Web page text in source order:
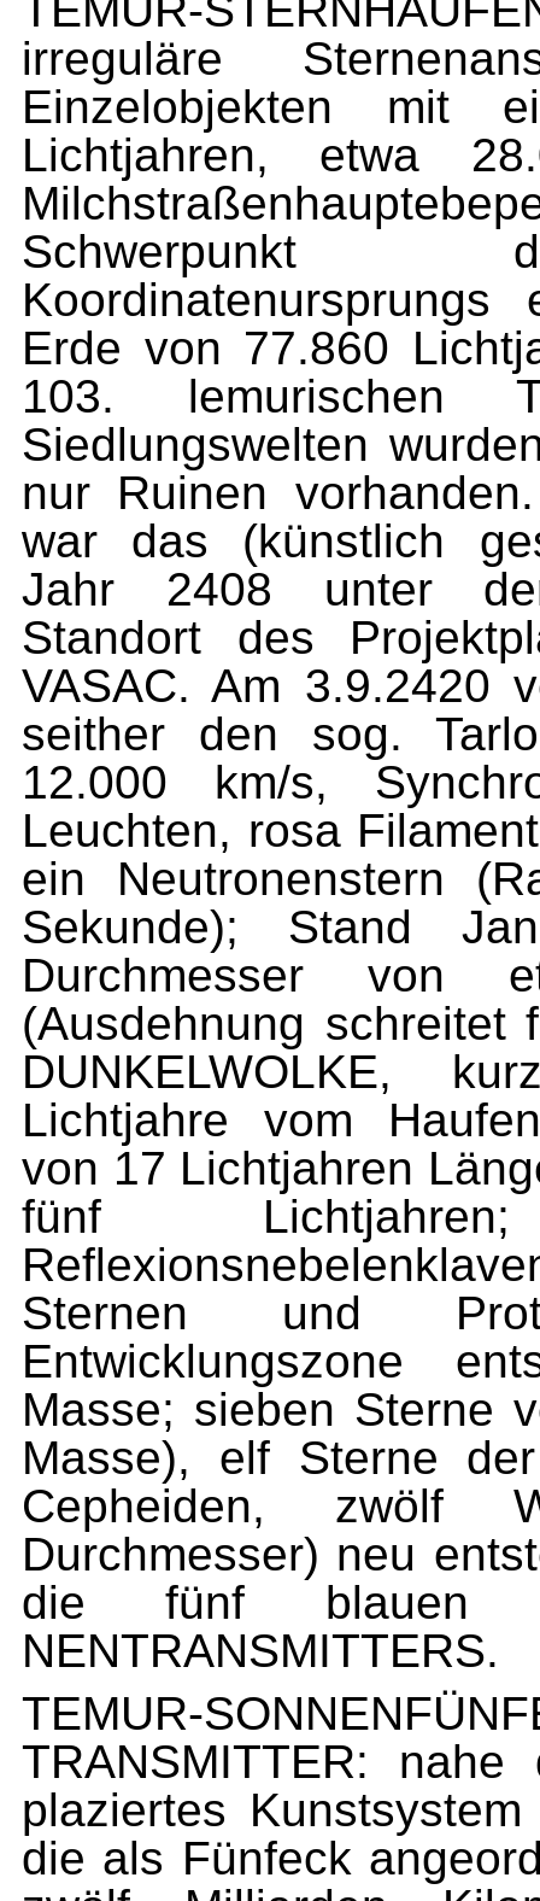
irreguläre
Einzelobjekten mit
Lichtjahren, etwa
Schwerpunkt
Erde von 77.860
103. lemurischen
Siedlungswelten
nur Ruinen
war das (künstlich
Jahr 2408 unter der
Standort des
VASAC. Am 3.9.2420
seither den sog.
12.000 km/s,
Leuchten, rosa
ein Neutronenstern
Sekunde); Stand
Durchmesser von
(Ausdehnung schreitet
DUNKELWOLKE,
Lichtjahre vom
von 17 Lichtjahren
fünf
Sternen und
Entwicklungszone
Masse; sieben Sterne
Masse), elf Sterne
Cepheiden, zwölf
Durchmesser) neu
die fünf blauen
NENTRANSMITTERS.
TEMUR-
TRANSMITTER:
plaziertes
die als Fünfeck